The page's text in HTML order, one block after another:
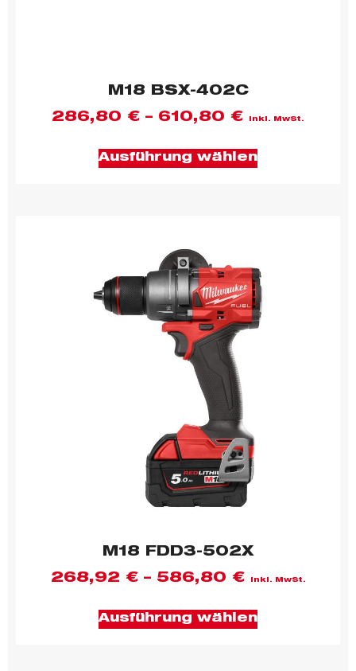
M18 BSX-402C
286,80 € – 610,80 € inkl. MwSt.
Ausführung wählen
M18 FDD3-502X
268,92 € – 586,80 € inkl. MwSt.
Ausführung wählen